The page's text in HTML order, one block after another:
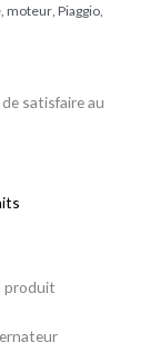
moteur Piaggio
satisfaire au
produit